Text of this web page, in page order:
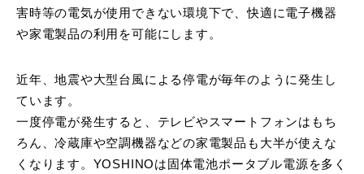
害時等の電気が使用できない環境下で、快適に電子機器
や家電製品の利用を可能にします。
近年、地震や大型台風による停電が毎年のように発生し
ています。
一度停電が発生すると、テレビやスマートフォンはもち
ろん、冷蔵庫や空調機器などの家電製品も大半が使えな
くなります。YOSHINOは固体電池ポータブル電源を多く